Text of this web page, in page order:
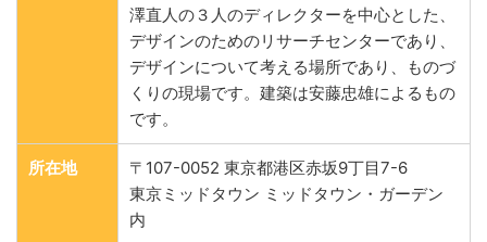
澤直人の３人のディレクターを中心とした、
デザインのためのリサーチセンターであり、
デザインについて考える場所であり、ものづ
くりの現場です。建築は安藤忠雄によるもの
です。
所在地
〒107-0052 東京都港区赤坂9丁目7-6
東京ミッドタウン ミッドタウン・ガーデン
内